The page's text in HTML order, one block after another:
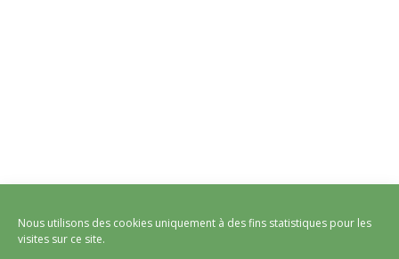
Nous utilisons des cookies uniquement à des fins statistiques pour les
visites sur ce site.